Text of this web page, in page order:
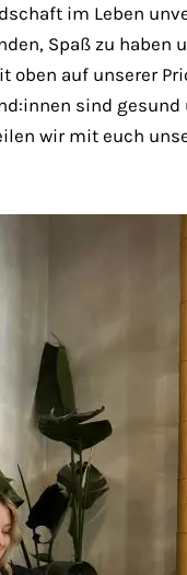
im Leben
Spaß zu haben
oben auf unserer
sind
wir mit euch